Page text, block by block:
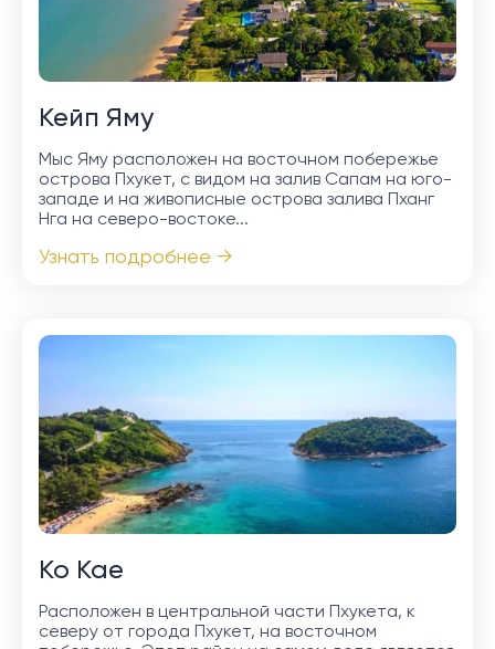
Кейп Яму
Мыс Яму расположен на восточном побережье
острова Пхукет, с видом на залив Сапам на юго-
западе и на живописные острова залива Пханг
Нга на северо-востоке...
Узнать подробнее →
Ко Кае
Расположен в центральной части Пхукета, к
северу от города Пхукет, на восточном